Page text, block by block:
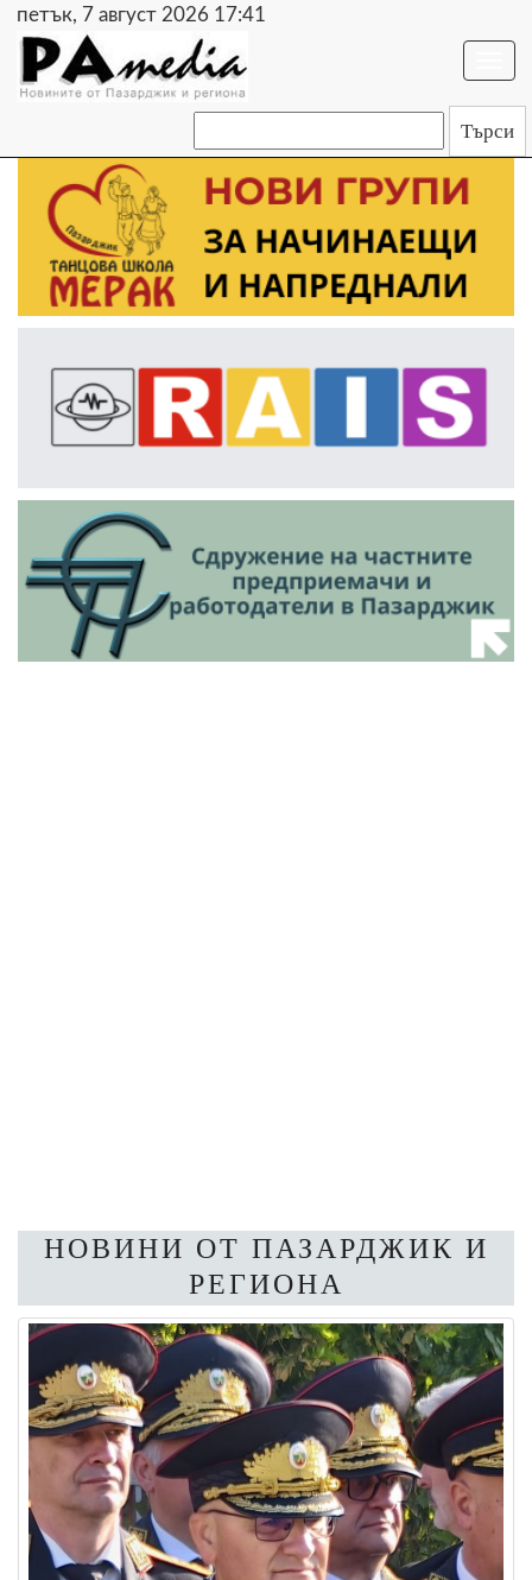
петък, 7 август 2026 17:41
НОВИНИ ОТ ПАЗАРДЖИК И
РЕГИОНА